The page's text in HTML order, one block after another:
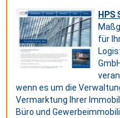
HPS
für
wenn es um die
Vermarktung Ihrer
Büro und